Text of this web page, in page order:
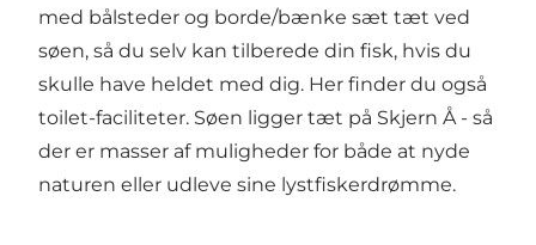
med bålsteder og borde/bænke sæt tæt ved
søen, så du selv kan tilberede din fisk, hvis du
skulle have heldet med dig. Her finder du også
toilet-faciliteter. Søen ligger tæt på Skjern Å - så
der er masser af muligheder for både at nyde
naturen eller udleve sine lystfiskerdrømme.